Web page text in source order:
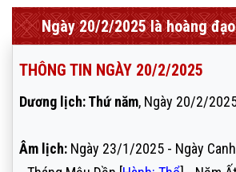
Ngày 20/2/2025 là hoàng
THÔNG TIN NGÀY 20/2/2025
Dương lịch: Thứ năm, Ngày 20/2/
Âm lịch: Ngày 23/1/2025 - Ngày